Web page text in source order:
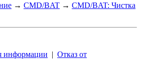
→ CMD/BAT → CMD/BAT: Чистка
информации | Отказ от